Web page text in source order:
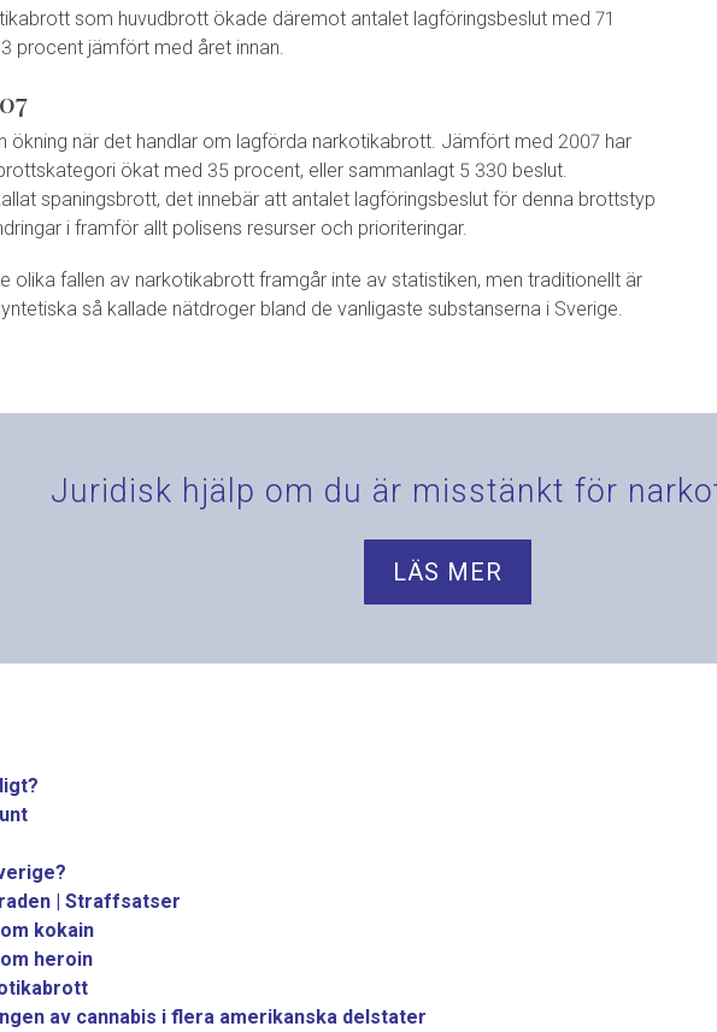
som huvudbrott ökade däremot antalet lagföringsbeslut med 71
procent jämfört med året innan.
ökning när det handlar om lagförda narkotikabrott. Jämfört med 2007 har
ökat med 35 procent, eller sammanlagt 5 330 beslut.
spaningsbrott, det innebär att antalet lagföringsbeslut för denna brottstyp
i framför allt polisens resurser och prioriteringar.
olika fallen av narkotikabrott framgår inte av statistiken, men traditionellt är
så kallade nätdroger bland de vanligaste substanserna i Sverige.
Juridisk hjälp om du är misstänkt för
LÄS MER
| Straffsatser
kokain
heroin
av cannabis i flera amerikanska delstater